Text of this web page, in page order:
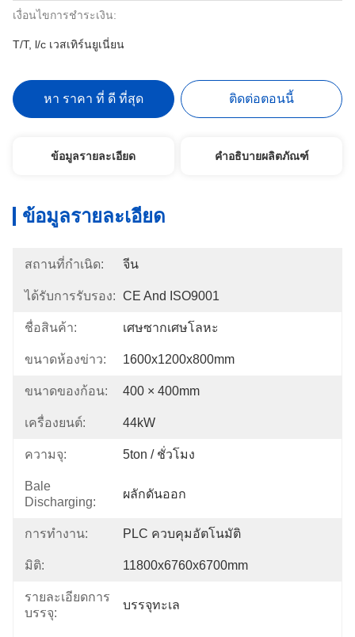
เงื่อนไขการชำระเงิน:
T/T, l/c เวสเทิร์นยูเนี่ยน
หา ราคา ที่ ดี ที่สุด ติดต่อตอนนี้
ข้อมูลรายละเอียด คำอธิบายผลิตภัณฑ์
ข้อมูลรายละเอียด
สถานที่กำเนิด: จีน
ได้รับการรับรอง: CE And ISO9001
ชื่อสินค้า: เศษซากเศษโลหะ
ขนาดห้องข่าว: 1600x1200x800mm
ขนาดของก้อน: 400 × 400mm
เครื่องยนต์: 44kW
ความจุ: 5ton / ชั่วโมง
Bale
Discharging:
ผลักดันออก
การทำงาน: PLC ควบคุมอัตโนมัติ
มิติ: 11800x6760x6700mm
รายละเอียดการ
บรรจุ:
บรรจุทะเล